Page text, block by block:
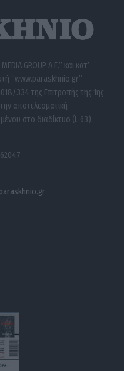
GROUP A.E.” και κατ’
“www.paraskhnio.gr”
334 της Επιτροπής της 1ης
αποτελεσματική
στο διαδίκτυο (L 63).